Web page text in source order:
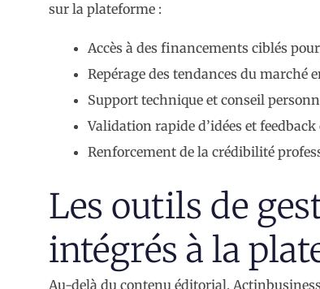
sur la plateforme :
Accès à des financements ciblés
Repérage des tendances du marché
Support technique et conseil
Validation rapide d’idées et
Renforcement de la crédibilité
Les outils de
intégrés à la
Au-delà du contenu éditorial,